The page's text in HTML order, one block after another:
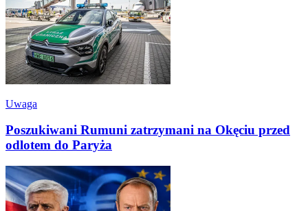
Uwaga
Poszukiwani Rumuni zatrzymani na Okęciu przed
odlotem do Paryża